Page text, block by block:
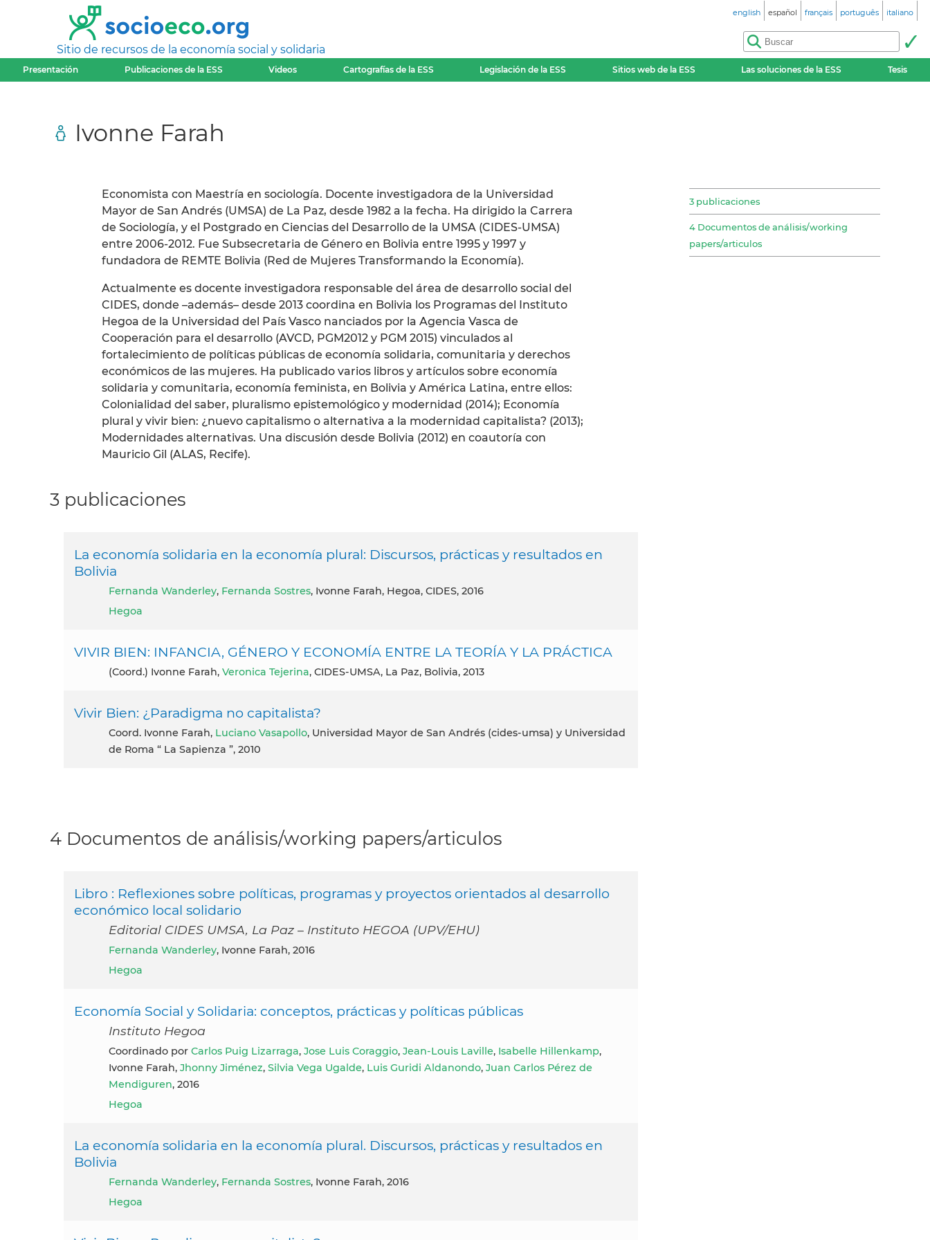
Sitio de recursos de la economía social y solidaria
english español français português italiano
Presentación Publicaciones de la ESS Videos Cartografías de la ESS Legislación de la ESS Sitios web de la ESS Las soluciones de la ESS Tesis
Ivonne Farah
Economista con Maestría en sociología. Docente investigadora de la Universidad
Mayor de San Andrés (UMSA) de La Paz, desde 1982 a la fecha. Ha dirigido la Carrera
de Sociología, y el Postgrado en Ciencias del Desarrollo de la UMSA (CIDES-UMSA)
entre 2006-2012. Fue Subsecretaria de Género en Bolivia entre 1995 y 1997 y
fundadora de REMTE Bolivia (Red de Mujeres Transformando la Economía).
Actualmente es docente investigadora responsable del área de desarrollo social del
CIDES, donde –además– desde 2013 coordina en Bolivia los Programas del Instituto
Hegoa de la Universidad del País Vasco nanciados por la Agencia Vasca de
Cooperación para el desarrollo (AVCD, PGM2012 y PGM 2015) vinculados al
fortalecimiento de políticas públicas de economía solidaria, comunitaria y derechos
económicos de las mujeres. Ha publicado varios libros y artículos sobre economía
solidaria y comunitaria, economía feminista, en Bolivia y América Latina, entre ellos:
Colonialidad del saber, pluralismo epistemológico y modernidad (2014); Economía
plural y vivir bien: ¿nuevo capitalismo o alternativa a la modernidad capitalista? (2013);
Modernidades alternativas. Una discusión desde Bolivia (2012) en coautoría con
Mauricio Gil (ALAS, Recife).
3 publicaciones
4 Documentos de análisis/working
papers/articulos
3 publicaciones
La economía solidaria en la economía plural: Discursos, prácticas y resultados en
Bolivia
Fernanda Wanderley, Fernanda Sostres, Ivonne Farah, Hegoa, CIDES, 2016
Hegoa
VIVIR BIEN: INFANCIA, GÉNERO Y ECONOMÍA ENTRE LA TEORÍA Y LA PRÁCTICA
(coord.) Ivonne Farah, Veronica Tejerina, CIDES-UMSA, La Paz, Bolivia, 2013
Vivir Bien: ¿Paradigma no capitalista?
coord. Ivonne Farah, Luciano Vasapollo, Universidad Mayor de San Andrés (cides-umsa) y Universidad
de Roma “ La Sapienza ”, 2010
4 Documentos de análisis/working papers/articulos
Libro : Reflexiones sobre políticas, programas y proyectos orientados al desarrollo
económico local solidario
Editorial CIDES UMSA, La Paz – Instituto HEGOA (UPV/EHU)
Fernanda Wanderley, Ivonne Farah, 2016
Hegoa
Economía Social y Solidaria: conceptos, prácticas y políticas públicas
Instituto Hegoa
Coordinado por Carlos Puig Lizarraga, Jose Luis Coraggio, Jean-Louis Laville, Isabelle Hillenkamp,
Ivonne Farah, Jhonny Jiménez, Silvia Vega Ugalde, Luis Guridi Aldanondo, Juan Carlos Pérez de
Mendiguren, 2016
Hegoa
La economía solidaria en la economía plural. Discursos, prácticas y resultados en
Bolivia
Fernanda Wanderley, Fernanda Sostres, Ivonne Farah, 2016
Hegoa